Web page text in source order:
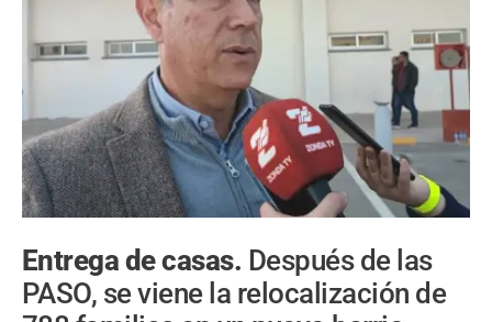
Entrega de casas. Después de las
PASO, se viene la relocalización de